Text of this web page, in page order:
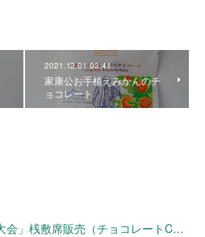
2021.12.01 03:41
家康公お手植えみかんのチ
ョコレート
清水みなと祭り「会場花火大会」桟敷席販売（チョコレートConche）